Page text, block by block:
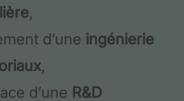
,
d’une ingénierie
,
d’une R&D